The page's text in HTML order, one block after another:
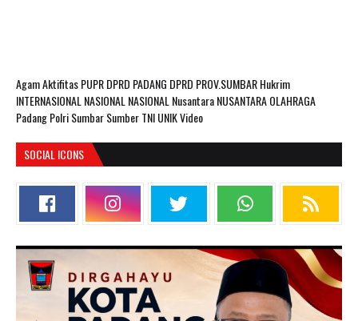
AgamAktifitas PUPRDPRD PADANG DPRD PROV.SUMBARHukrim
INTERNASIONAL NASIONAL NASIONAL NusantaraNUSANTARAOLAHRAGA
PadangPolriSumbarSumberTNIUNIKVideo
SOCIAL ICONS